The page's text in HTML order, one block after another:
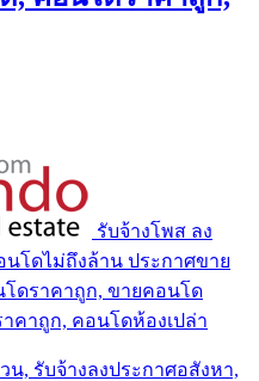
รับจ้างโพส ลง
โดไม่ถึงล้าน ประกาศขาย
ดราคาถูก, ขายคอนโด
คาถูก, คอนโดห้องเปล่า
, รับจ้างลงประกาศอสังหา,